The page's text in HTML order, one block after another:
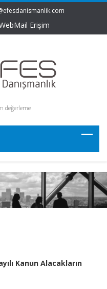
Erişim
değerleme
Kanun Alacakların